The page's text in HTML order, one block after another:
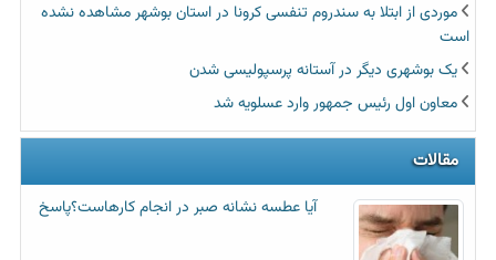
موردی از ابتلا به سندروم تنفسی کرونا در استان بوشهر مشاهده نشده
است
یک بوشهری دیگر در آستانه پرسپولیسی شدن
معاون اول رئیس جمهور وارد عسلویه شد
مقالات
آیا عطسه‌ نشانه صبر در انجام کارهاست؟پاسخ